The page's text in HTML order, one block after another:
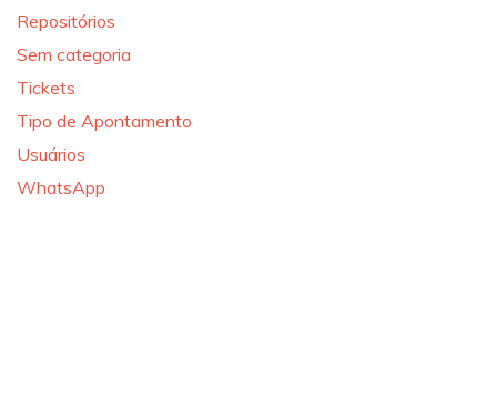
Repositórios
Sem categoria
Tickets
Tipo de Apontamento
Usuários
WhatsApp